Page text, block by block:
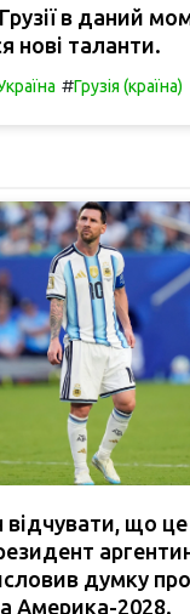
в даний
нові таланти.
#Грузія (країна)
відчувати, що
думку
Америка-2028.